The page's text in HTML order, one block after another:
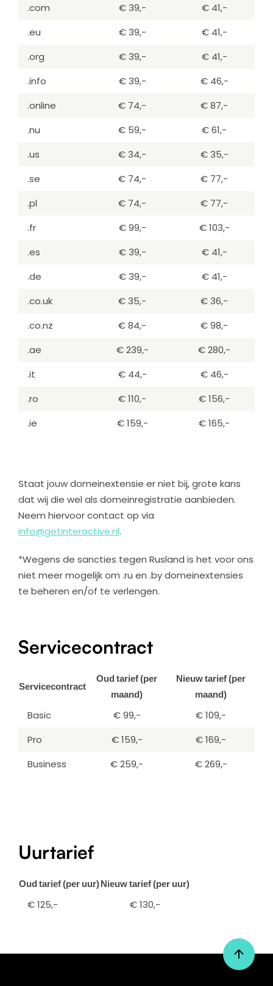
.com
€ 39,-
€ 41,-
.eu
€ 39,-
€ 41,-
.org
€ 39,-
€ 41,-
.info
€ 39,-
€ 46,-
.online
€ 74,-
€ 87,-
.nu
€ 59,-
€ 61,-
.us
€ 34,-
€ 35,-
.se
€ 74,-
€ 77,-
.pl
€ 74,-
€ 77,-
.fr
€ 99,-
€ 103,-
.es
€ 39,-
€ 41,-
.de
€ 39,-
€ 41,-
.co.uk
€ 35,-
€ 36,-
.co.nz
€ 84,-
€ 98,-
.ae
€ 239,-
€ 280,-
.it
€ 44,-
€ 46,-
.ro
€ 110,-
€ 156,-
.ie
€ 159,- € 165,-
Staat jouw domeinextensie er niet bij, grote kans
dat wij die wel als domeinregistratie aanbieden.
Neem hiervoor contact op via
info@getinteractive.nl.
*Wegens de sancties tegen Rusland is het voor ons
niet meer mogelijk om .ru en .by domeinextensies
te beheren en/of te verlengen.
Servicecontract
Servicecontract
Oud tarief (per
maand)
Nieuw tarief (per
maand)
Basic
€ 99,-
€ 109,-
Pro
€ 159,-
€ 169,-
Business
€ 259,- € 269,-
Uurtarief
Oud tarief (per uur)Nieuw tarief (per uur)
€ 125,-
€ 130,-